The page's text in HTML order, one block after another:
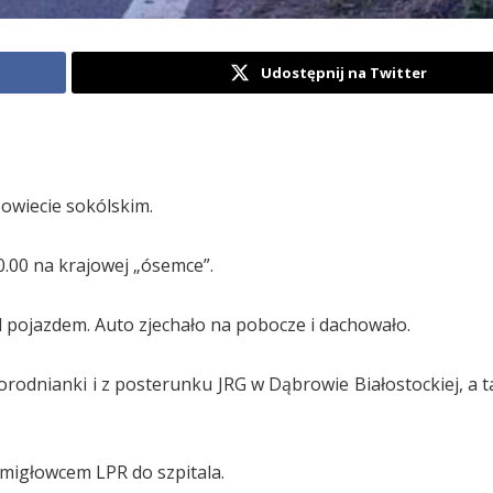
Udostępnij na Twitter
sokólskim.
na krajowej „ósemce”.
Auto zjechało na pobocze i dachowało.
i z posterunku JRG w Dąbrowie Białostockiej, a
LPR do szpitala.